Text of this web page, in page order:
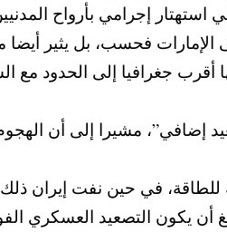
إجرامي بأرواح
الإمارات فحسب، بل يثير
جغرافيا إلى الحدود مع
إضافي”، مشيرا إلى أن
للطاقة، في حين نفت إيران
أن يكون التصعيد العسكري